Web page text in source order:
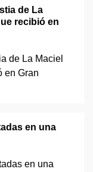
de La
recibió en
en una